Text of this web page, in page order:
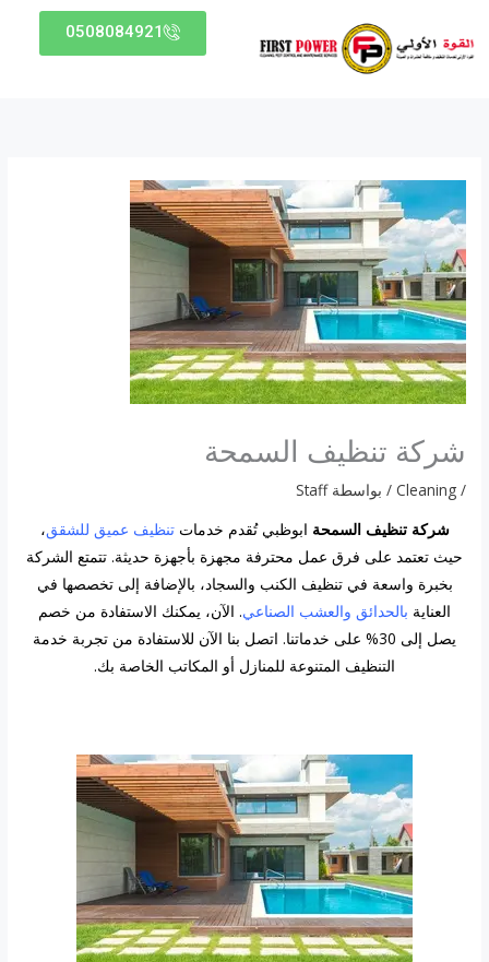
إلى
المحتوى
0508084921
شركة تنظيف السمحة
/
Cleaning / بواسطة Staff
شركة تنظيف السمحة ابوظبي تُقدم خدماتتنظيف عميق للشقق،
حيث تعتمد على فرق عمل محترفة مجهزة بأجهزة حديثة. تتمتع الشركة
بخبرة واسعة في تنظيف الكنب والسجاد، بالإضافة إلى تخصصها في
العناية بالحدائق والعشب الصناعي. الآن، يمكنك الاستفادة من خصم
يصل إلى 30% على خدماتنا. اتصل بنا الآن للاستفادة من تجربة خدمة
التنظيف المتنوعة للمنازل أو المكاتب الخاصة بك.